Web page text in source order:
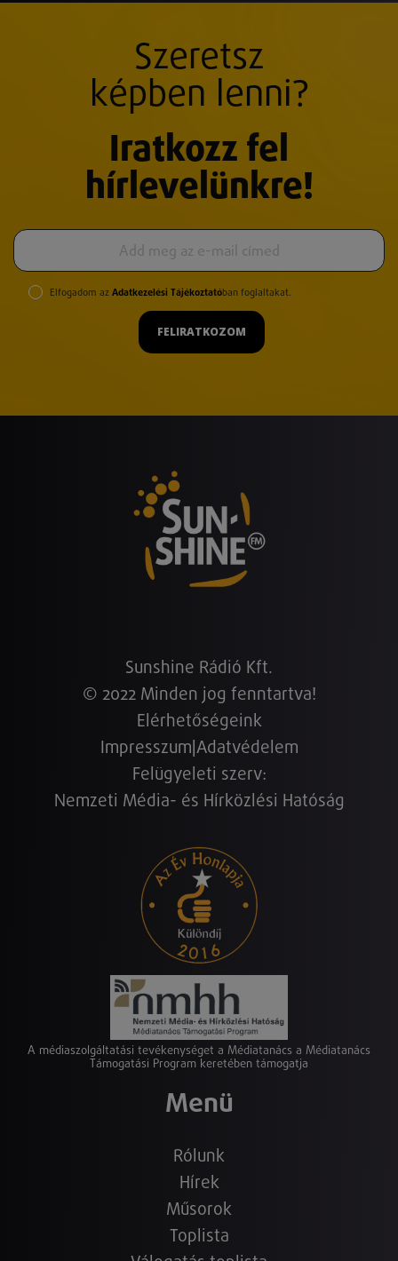
Szeretsz
képben lenni?
Iratkozz fel
hírlevelünkre!
Elfogadom az Adatkezelési Tájékoztatóban foglaltakat.
FELIRATKOZOM
Sunshine Rádió Kft.
© 2022 Minden jog fenntartva!
Elérhetőségeink
Impresszum Adatvédelem
Felügyeleti szerv:
Nemzeti Média- és Hírközlési Hatóság
A médiaszolgáltatási tevékenységet a Médiatanács a Médiatanács
Támogatási Program keretében támogatja
Menü
Rólunk
Hírek
Műsorok
Toplista